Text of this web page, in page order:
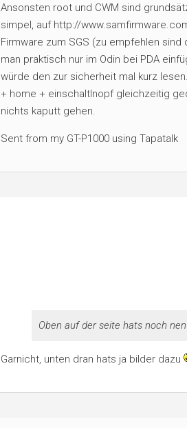
Ansonsten root und CWM sind
simpel, auf http://
Firmware zum SGS (zu empfehlen
man praktisch nur im Odin bei PDA
würde den zur sicherheit mal kurz
+ home + einschaltlnopf gleichzeitig
nichts kaputt gehen.
Sent from my GT-P1000 using Tapatalk
Oben auf der seite hats noch
Garnicht, unten dran hats ja bilder dazu